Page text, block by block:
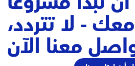
معك - لا تتردد،